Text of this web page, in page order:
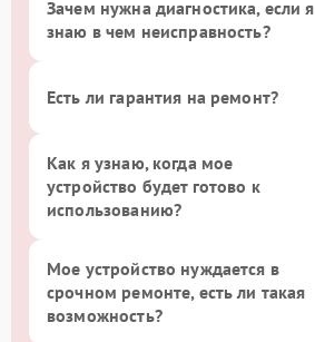
Зачем нужна диагностика, если я
знаю в чем неисправность?
Есть ли гарантия на ремонт?
Как я узнаю, когда мое
устройство будет готово к
использованию?
Мое устройство нуждается в
срочном ремонте, есть ли такая
возможность?